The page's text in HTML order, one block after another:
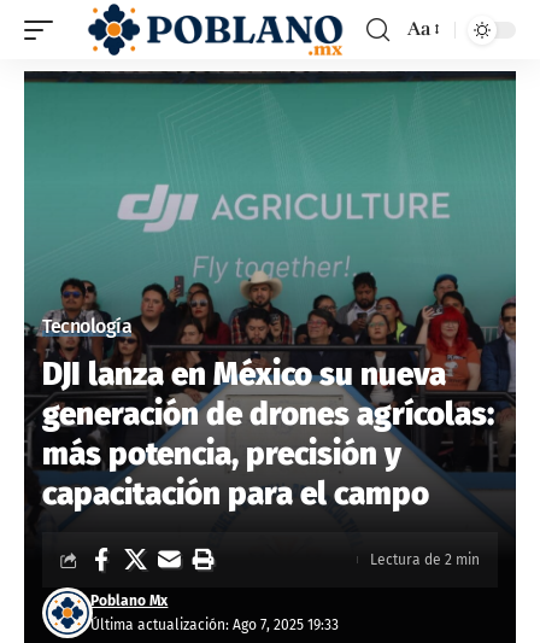
Aa
Tecnología
DJI lanza en México su nueva
generación de drones agrícolas:
más potencia, precisión y
capacitación para el campo
Última actualización: Ago 7, 2025 19:33
Poblano Mx
Lectura de 2 min